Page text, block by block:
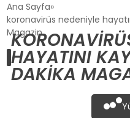
SIYASET
DÜNYA
Ana Sayfa
koronavirüs nedeniyle
Magazin
HAYATINI
DAKIKA